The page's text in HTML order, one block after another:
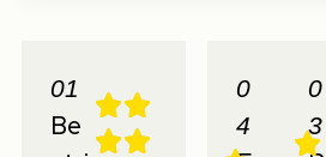
01
Be
0
3
0
4